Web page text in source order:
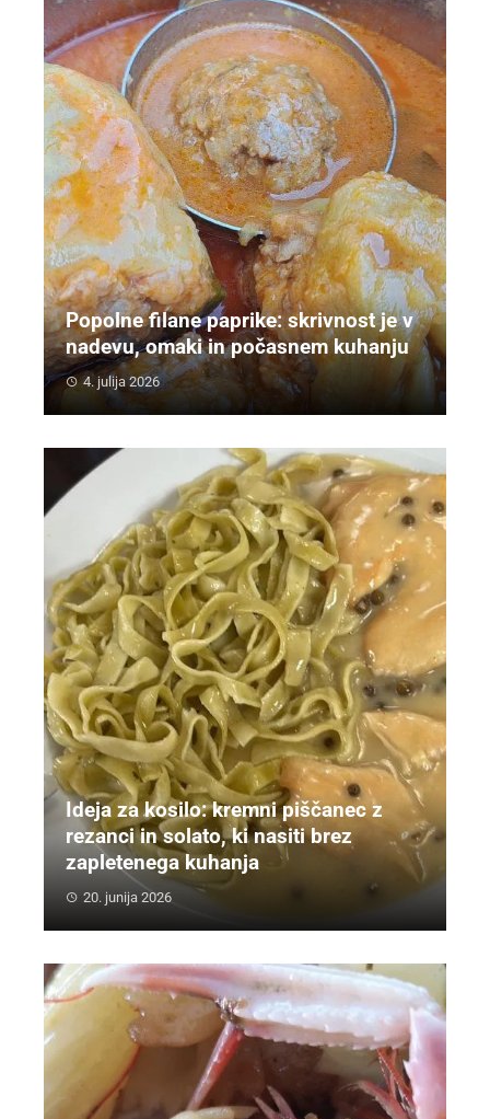
Popolne filane paprike: skrivnost je v
nadevu, omaki in počasnem kuhanju
4. julija 2026
Ideja za kosilo: kremni piščanec z
rezanci in solato, ki nasiti brez
zapletenega kuhanja
20. junija 2026